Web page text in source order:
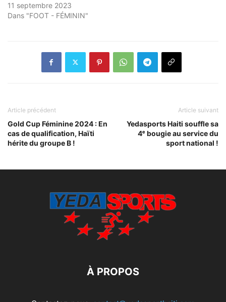
11 septembre 2023
Dans "FOOT - FÉMININ"
Article précédent
Gold Cup Féminine 2024 : En
cas de qualification, Haïti
hérite du groupe B !
Article suivant
Yedasports Haiti souffle sa
4ᵉ bougie au service du
sport national !
À PROPOS